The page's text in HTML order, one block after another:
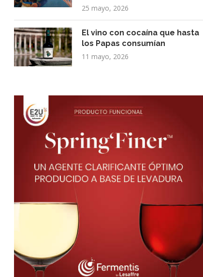
25 mayo, 2026
El vino con cocaína que hasta
los Papas consumían
11 mayo, 2026